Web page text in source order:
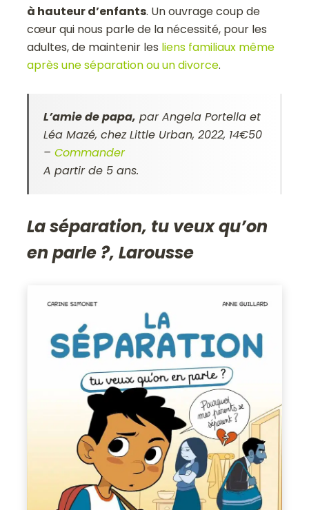
à hauteur d’enfants. Un ouvrage coup de
cœur qui nous parle de la nécessité, pour les
adultes, de maintenir les liens familiaux même
après une séparation ou un divorce.
L’amie de papa, par Angela Portella et
Léa Mazé, chez Little Urban, 2022, 14€50
–Commander
A partir de 5 ans.
La séparation, tu veux qu’on
en parle ?, Larousse